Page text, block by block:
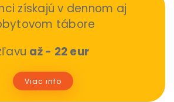
získajú v dennom aj
tábore
až - 22 eur
Viac info